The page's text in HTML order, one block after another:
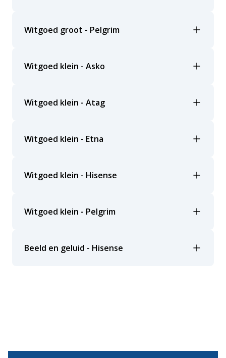
Witgoed groot - Pelgrim
Witgoed klein - Asko
Witgoed klein - Atag
Witgoed klein - Etna
Witgoed klein - Hisense
Witgoed klein - Pelgrim
Beeld en geluid - Hisense